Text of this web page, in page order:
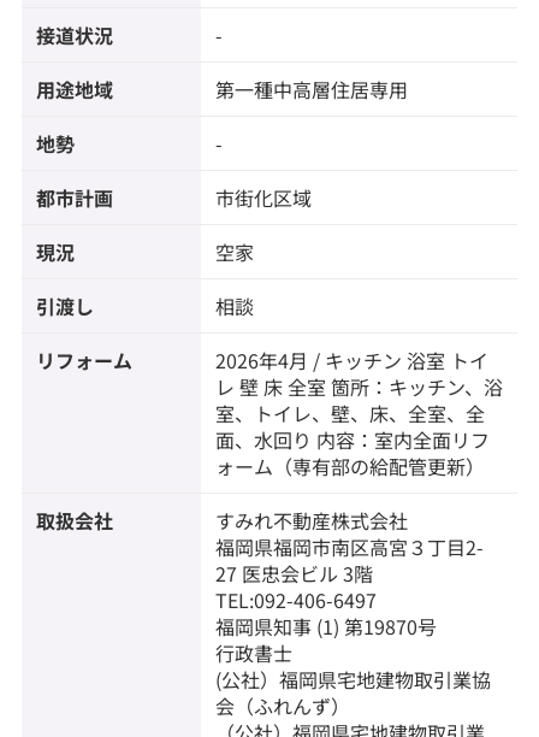
接道状況 -
用途地域 第一種中高層住居専用
地勢 -
都市計画 市街化区域
現況 空家
引渡し 相談
リフォーム
2026年4月 / キッチン 浴室 トイ
レ 壁 床 全室 箇所：キッチン、浴
室、トイレ、壁、床、全室、全
面、水回り 内容：室内全面リフ
ォーム（専有部の給配管更新）
取扱会社
すみれ不動産株式会社
福岡県福岡市南区高宮３丁目2-
27 医忠会ビル 3階
TEL:092-406-6497
福岡県知事 (1) 第19870号
行政書士
(公社）福岡県宅地建物取引業協
会（ふれんず）